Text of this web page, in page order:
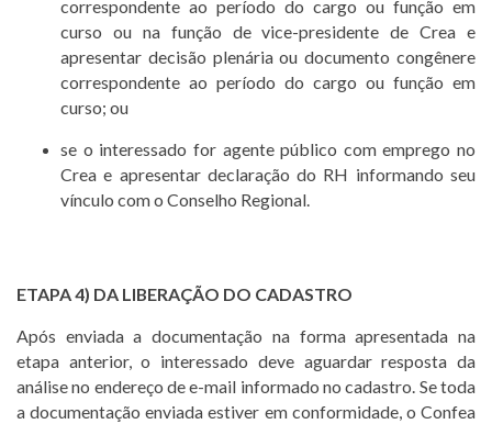
correspondente ao período do cargo ou função em
curso ou na função de vice-presidente de Crea e
apresentar decisão plenária ou documento congênere
correspondente ao período do cargo ou função em
curso; ou
se o interessado for agente público com emprego no
Crea e apresentar declaração do RH informando seu
vínculo com o Conselho Regional.
ETAPA 4) DA LIBERAÇÃO DO CADASTRO
Após enviada a documentação na forma apresentada na
etapa anterior, o interessado deve aguardar resposta da
análise no endereço de e-mail informado no cadastro. Se toda
a documentação enviada estiver em conformidade, o Confea